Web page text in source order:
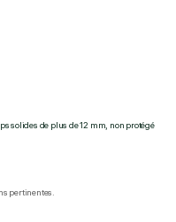
solides de plus de 12 mm, non protégé
pertinentes.